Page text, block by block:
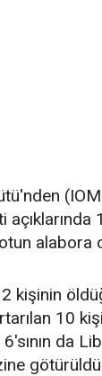
alabora
kişinin
10
6'sının da